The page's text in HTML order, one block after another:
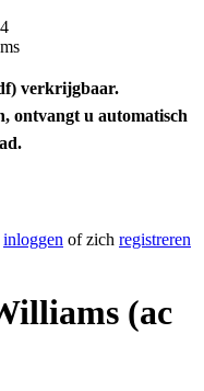
verkrijgbaar.
ontvangt u automatisch
inloggen of zich registreren
(ac